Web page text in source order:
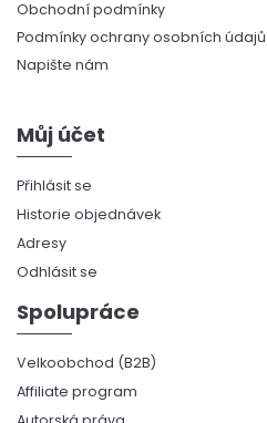
Obchodní podmínky
Podmínky ochrany osobních údajů
Napište nám
Můj účet
Přihlásit se
Historie objednávek
Adresy
Odhlásit se
Spolupráce
Velkoobchod (B2B)
Affiliate program